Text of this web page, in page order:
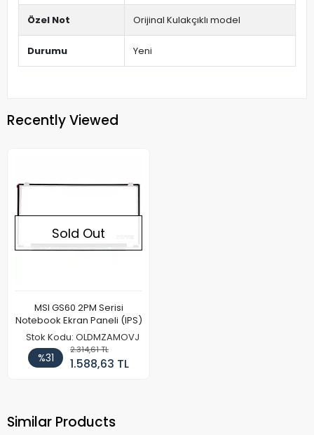
Özel Not Orijinal Kulakçıklı model
Durumu Yeni
Recently Viewed
Sold Out
MSI GS60 2PM Serisi
Notebook Ekran Paneli (IPS)
Stok Kodu: OLDMZAMOVJ
%31
2.314,61 TL
1.588,63 TL
Similar Products